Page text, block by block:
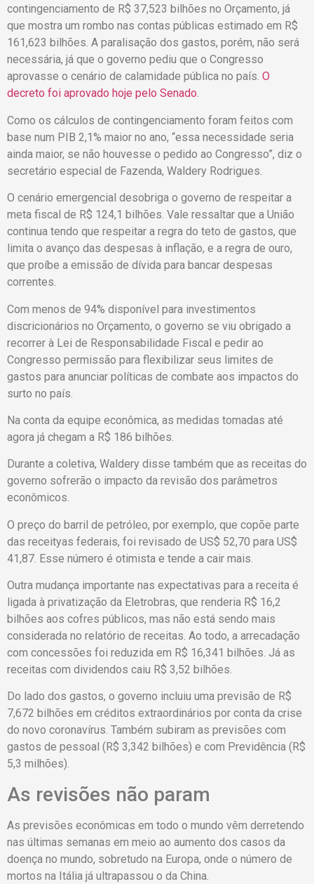
contingenciamento de R$ 37,523 bilhões no Orçamento, já
que mostra um rombo nas contas públicas estimado em R$
161,623 bilhões. A paralisação dos gastos, porém, não será
necessária, já que o governo pediu que o Congresso
aprovasse o cenário de calamidade pública no país. O
decreto foi aprovado hoje pelo Senado.
Como os cálculos de contingenciamento foram feitos com
base num PIB 2,1% maior no ano, “essa necessidade seria
ainda maior, se não houvesse o pedido ao Congresso”, diz o
secretário especial de Fazenda, Waldery Rodrigues.
O cenário emergencial desobriga o governo de respeitar a
meta fiscal de R$ 124,1 bilhões. Vale ressaltar que a União
continua tendo que respeitar a regra do teto de gastos, que
limita o avanço das despesas à inflação, e a regra de ouro,
que proíbe a emissão de dívida para bancar despesas
correntes.
Com menos de 94% disponível para investimentos
discricionários no Orçamento, o governo se viu obrigado a
recorrer à Lei de Responsabilidade Fiscal e pedir ao
Congresso permissão para flexibilizar seus limites de
gastos para anunciar políticas de combate aos impactos do
surto no país.
Na conta da equipe econômica, as medidas tomadas até
agora já chegam a R$ 186 bilhões.
Durante a coletiva, Waldery disse também que as receitas do
governo sofrerão o impacto da revisão dos parâmetros
econômicos.
O preço do barril de petróleo, por exemplo, que copõe parte
das receityas federais, foi revisado de US$ 52,70 para US$
41,87. Esse número é otimista e tende a cair mais.
Outra mudança importante nas expectativas para a receita é
ligada à privatização da Eletrobras, que renderia R$ 16,2
bilhões aos cofres públicos, mas não está sendo mais
considerada no relatório de receitas. Ao todo, a arrecadação
com concessões foi reduzida em R$ 16,341 bilhões. Já as
receitas com dividendos caiu R$ 3,52 bilhões.
Do lado dos gastos, o governo incluiu uma previsão de R$
7,672 bilhões em créditos extraordinários por conta da crise
do novo coronavírus. Também subiram as previsões com
gastos de pessoal (R$ 3,342 bilhões) e com Previdência (R$
5,3 milhões).
As revisões não param
As previsões econômicas em todo o mundo vêm derretendo
nas últimas semanas em meio ao aumento dos casos da
doença no mundo, sobretudo na Europa, onde o número de
mortos na Itália já ultrapassou o da China.